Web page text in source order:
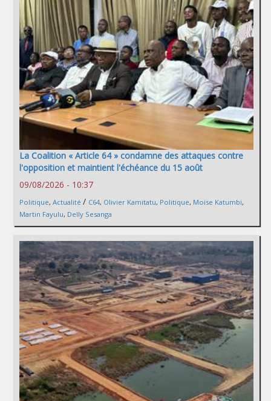
La Coalition « Article 64 » condamne des attaques contre
l'opposition et maintient l'échéance du 15 août
09/08/2026 - 10:37
Politique, Actualité / C64, Olivier Kamitatu, Politique, Moise Katumbi,
Martin Fayulu, Delly Sesanga